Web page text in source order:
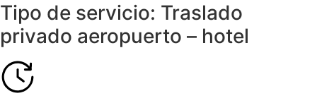
Tipo de servicio: Traslado
privado aeropuerto – hotel